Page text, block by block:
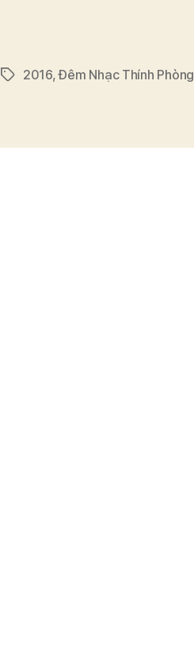
Tags2016,Đêm Nhạc Thính Phòng